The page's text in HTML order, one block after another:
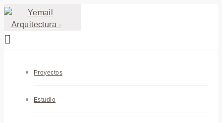
Proyectos
Estudio